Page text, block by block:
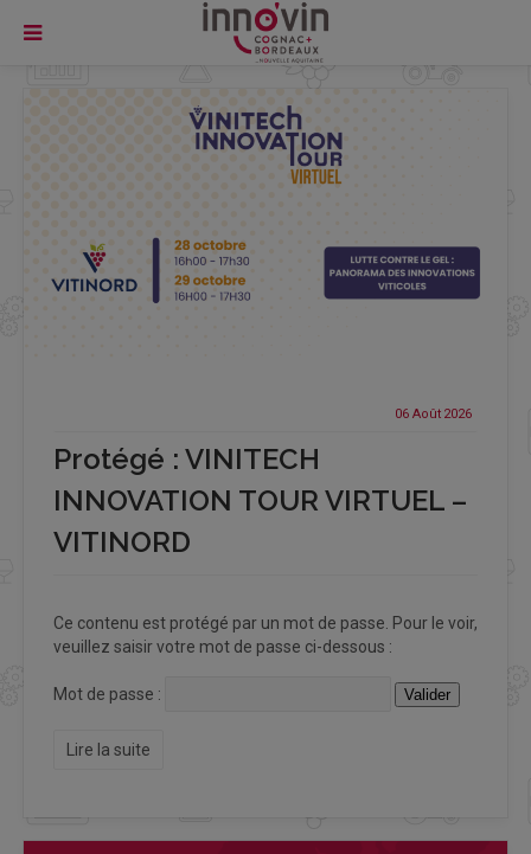
06 Août 2026
Protégé : VINITECH
INNOVATION TOUR VIRTUEL –
VITINORD
Ce contenu est protégé par un mot de passe. Pour le voir,
veuillez saisir votre mot de passe ci-dessous :
Mot de passe :
Lire la suite